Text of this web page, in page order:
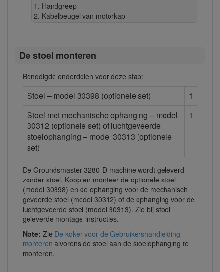
Handgreep
Kabelbeugel van motorkap
De stoel monteren
Benodigde onderdelen voor deze stap:
Stoel – model 30398 (optionele set)
1
Stoel met mechanische ophanging – model
30312 (optionele set) of luchtgeveerde
stoelophanging – model 30313 (optionele
set)
1
De Groundsmaster 3280-D-machine wordt geleverd
zonder stoel. Koop en monteer de optionele stoel
(model 30398) en de ophanging voor de mechanisch
geveerde stoel (model 30312) of de ophanging voor de
luchtgeveerde stoel (model 30313). Zie bij stoel
geleverde montage-instructies.
Note: Zie De koker voor de Gebruikershandleiding
monteren alvorens de stoel aan de stoelophanging te
monteren.